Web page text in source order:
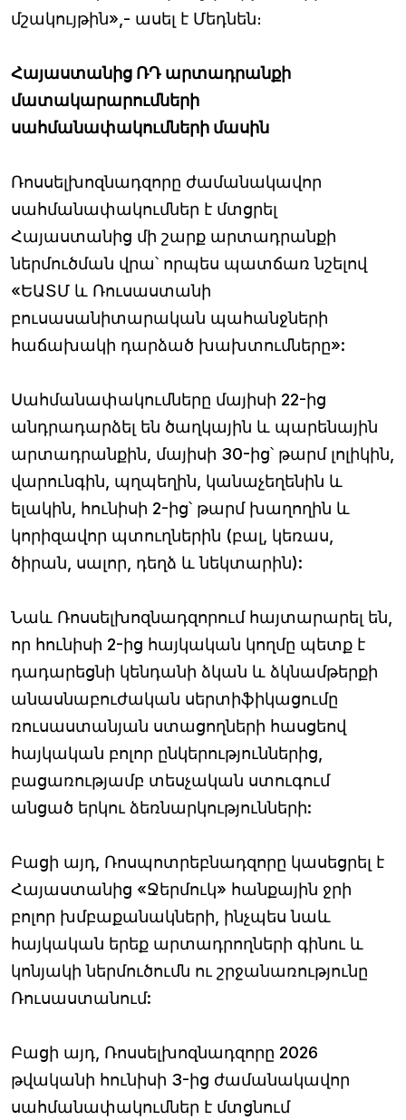
մշակույթին»,- ասել է Մեդնեն։
Հայաստանից ՌԴ արտադրանքի
մատակարարումների
սահմանափակումների մասին
Ռոսսելխոզնադզորը ժամանակավոր
սահմանափակումներ է մտցրել
Հայաստանից մի շարք արտադրանքի
ներմուծման վրա՝ որպես պատճառ նշելով
«ԵԱՏՄ և Ռուսաստանի
բուսասանիտարական պահանջների
հաճախակի դարձած խախտումները»:
Սահմանափակումները մայիսի 22-ից
անդրադարձել են ծաղկային և պարենային
արտադրանքին, մայիսի 30-ից՝ թարմ լոլիկին,
վարունգին, պղպեղին, կանաչեղենին և
ելակին, հունիսի 2-ից՝ թարմ խաղողին և
կորիզավոր պտուղներին (բալ, կեռաս,
ծիրան, սալոր, դեղձ և նեկտարին):
Նաև Ռոսսելխոզնադզորում հայտարարել են,
որ հունիսի 2-ից հայկական կողմը պետք է
դադարեցնի կենդանի ձկան և ձկնամթերքի
անասնաբուժական սերտիֆիկացումը
ռուսաստանյան ստացողների հասցեով
հայկական բոլոր ընկերություններից,
բացառությամբ տեսչական ստուգում
անցած երկու ձեռնարկությունների:
Բացի այդ, Ռոսպոտրեբնադզորը կասեցրել է
Հայաստանից «Ջերմուկ» հանքային ջրի
բոլոր խմբաքանակների, ինչպես նաև
հայկական երեք արտադրողների գինու և
կոնյակի ներմուծումն ու շրջանառությունը
Ռուսաստանում:
Բացի այդ, Ռոսսելխոզնադզորը 2026
թվականի հունիսի 3-ից ժամանակավոր
սահմանափակումներ է մտցնում